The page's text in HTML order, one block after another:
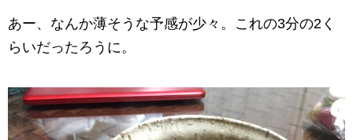
あー、なんか薄そうな予感が少々。これの3分の2く
らいだったろうに。